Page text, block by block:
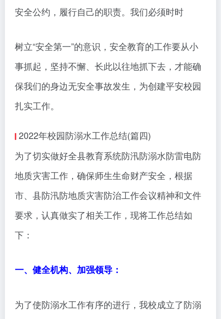
安全公约，履行自己的职责。我们必须时时
树立“安全第一”的意识，安全教育的工作要从小
事抓起，坚持不懈、长此以往地抓下去，才能确
保我们的身边无安全事故发生，为创建平安校园
扎实工作。
2022年校园防溺水工作总结(篇四)
为了切实做好全县教育系统防汛防溺水防雷电防
地质灾害工作，确保师生生命财产安全，根据
市、县防汛防地质灾害防治工作会议精神和文件
要求，认真做实了相关工作，现将工作总结如
下：
一、健全机构、加强领导：
为了使防溺水工作有序的进行，我校成立了防溺